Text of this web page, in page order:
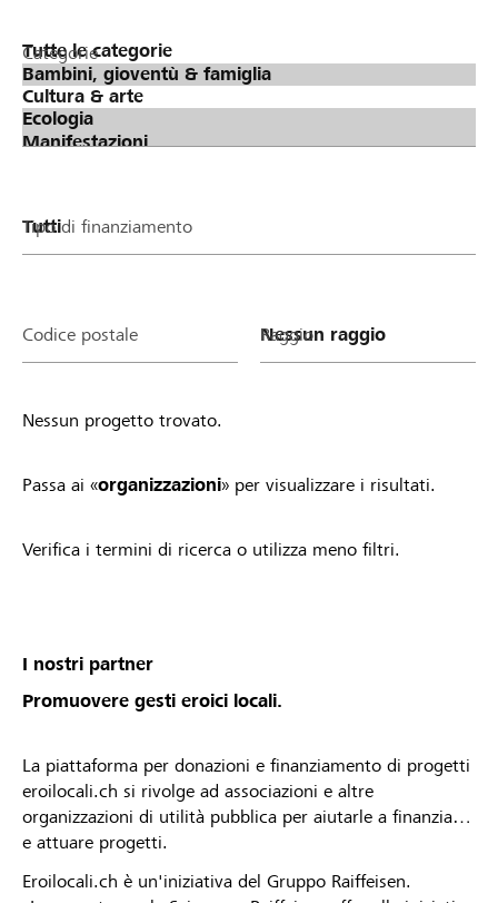
Categorie
Tipo di finanziamento
Codice postale Raggio
Nessun progetto trovato.
Passa ai «organizzazioni» per visualizzare i risultati.
Verifica i termini di ricerca o utilizza meno filtri.
I nostri partner
Promuovere gesti eroici locali.
La piattaforma per donazioni e finanziamento di progetti
eroilocali.ch si rivolge ad associazioni e altre
organizzazioni di utilità pubblica per aiutarle a finanziare
e attuare progetti.
Eroilocali.ch è un'iniziativa del Gruppo Raiffeisen.